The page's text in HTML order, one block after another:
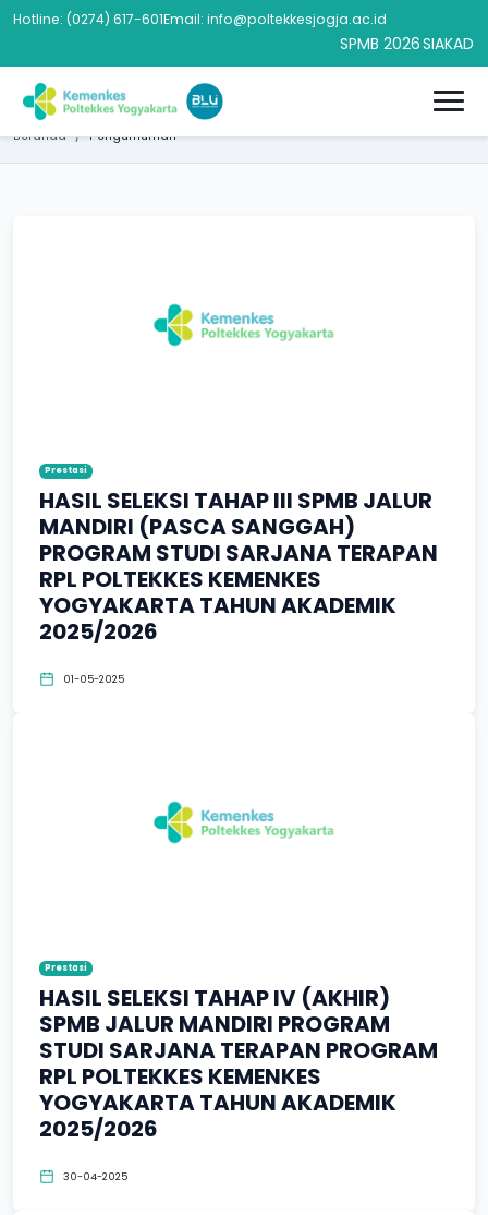
Hotline: (0274) 617-601Email: info@poltekkesjogja.ac.id
SPMB 2026SIAKAD
Beranda Pengumuman
Prestasi
HASIL SELEKSI TAHAP III SPMB JALUR
MANDIRI (PASCA SANGGAH)
PROGRAM STUDI SARJANA TERAPAN
RPL POLTEKKES KEMENKES
YOGYAKARTA TAHUN AKADEMIK
2025/2026
01-05-2025
Prestasi
HASIL SELEKSI TAHAP IV (AKHIR)
SPMB JALUR MANDIRI PROGRAM
STUDI SARJANA TERAPAN PROGRAM
RPL POLTEKKES KEMENKES
YOGYAKARTA TAHUN AKADEMIK
2025/2026
30-04-2025